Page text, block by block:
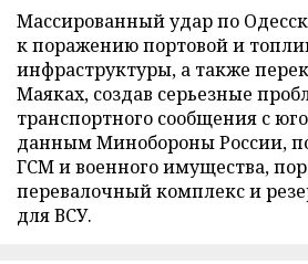
Массированный удар по
к поражению портовой и
инфраструктуры, а также
Маяках, создав серьезные
транспортного сообщения с
данным Минобороны России,
ГСМ и военного имущества,
перевалочный комплекс и
для ВСУ.